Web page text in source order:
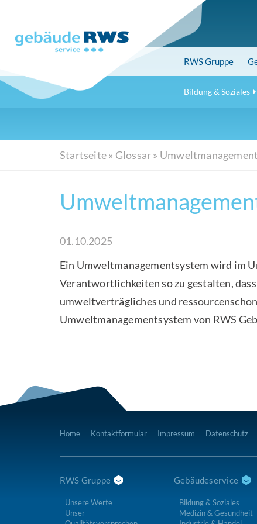
main
content
RWSGruppe
Bildung & Soziales
Startseite» Glossar»
01.10.2025
Ein Umweltmanagementsystem wird im
Verantwortlichkeiten so zu gestalten,
umweltverträgliches und
Umweltmanagementsystem von RWS
Home Kontaktformular Impressum Datenschutz
RWS Gruppe
Unsere Werte
Unser
Gebäudeservice
Bildung & Soziales
Medizin & Gesundheit